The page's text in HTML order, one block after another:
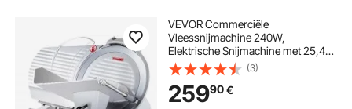
VEVOR Commerciële
Vleessnijmachine 240W,
Elektrische Snijmachine met 25,4
cm lang koolstofstalen mes,
instelbare dikte van 0-12 mm voor
vlees, kaas, groenten, enz.
(3)
25990€